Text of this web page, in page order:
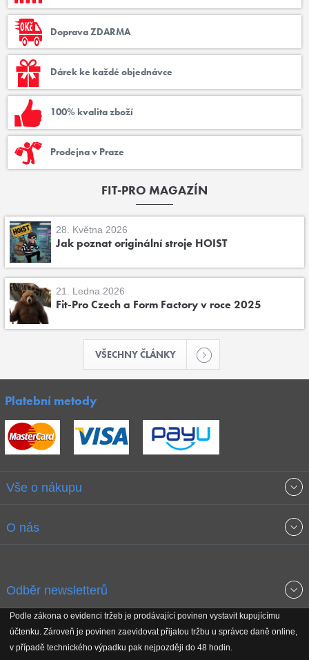
Doprava ZDARMA
Dárek ke každé objednávce
100% kvalita zboží
Prodejna v Praze
FIT-PRO MAGAZÍN
28. Května 2026
Jak poznat originální stroje HOIST
21. Ledna 2026
Fit-Pro Czech a Form Factory v roce 2025
VŠECHNY ČLÁNKY
Platební metody
Vše o nákupu
Obchodní podmínky
Reklamační řád
O nás
Koho podporujeme
Odběr newsletterů
Podle zákona o evidenci tržeb je prodávající povinen vystavit kupujícímu
účtenku. Zároveň je povinen zaevidovat přijatou tržbu u správce daně online,
v případě technického výpadku pak nejpozději do 48 hodin.